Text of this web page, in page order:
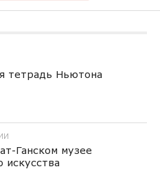
тетрадь Ньютона
Ганском музее
искусства